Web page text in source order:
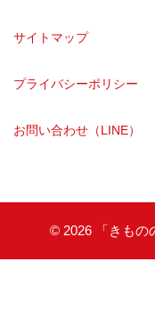
サイトマップ
プライバシーポリシー
お問い合わせ（LINE）
© 2026 「きもの